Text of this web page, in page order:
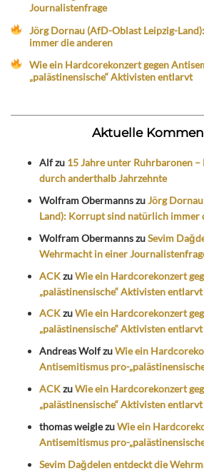
Journalistenfrage
Jörg Dornau (AfD-Oblast Leipzig-
immer die anderen
Wie ein Hardcorekonzert gegen
„palästinensische“ Aktivisten entlarvt
Aktuelle
Alfzu 15 Jahre unter Ruhrbaronen –
durch anderthalb Jahrzehnte
Wolfram ObermannszuJörg
Land): Korrupt sind natürlich immer
Wolfram ObermannszuSevim
Wehrmacht in einer
ACKzuWie ein Hardcorekonzert
„palästinensische“ Aktivisten entlarvt
ACKzuWie ein Hardcorekonzert
„palästinensische“ Aktivisten entlarvt
Andreas WolfzuWie ein
Antisemitismus pro-
ACKzuWie ein Hardcorekonzert
„palästinensische“ Aktivisten entlarvt
thomas weiglezuWie ein
Antisemitismus pro-
Sevim Dağdelen entdeckt die